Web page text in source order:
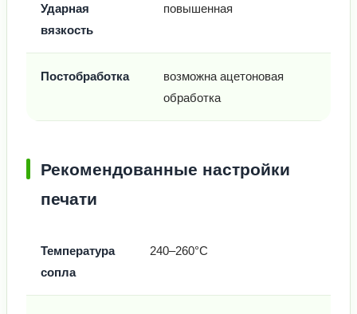
Ударная
вязкость
повышенная
Постобработка
возможна ацетоновая
обработка
Рекомендованные настройки
печати
Температура
сопла
240–260°C